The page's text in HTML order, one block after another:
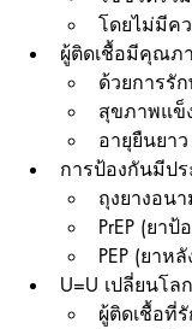
โดยไม่มีค
ผู้ติดเชื้อมีคุณภ
ด้วยการรั
สุขภาพแข็
อายุยืนยาว
การป้องกันมีป
ถุงยางอน
PrEP (ยา
PEP (ยาห
U=U เปลี่ยนโลก
ผู้ติดเชื้อที่